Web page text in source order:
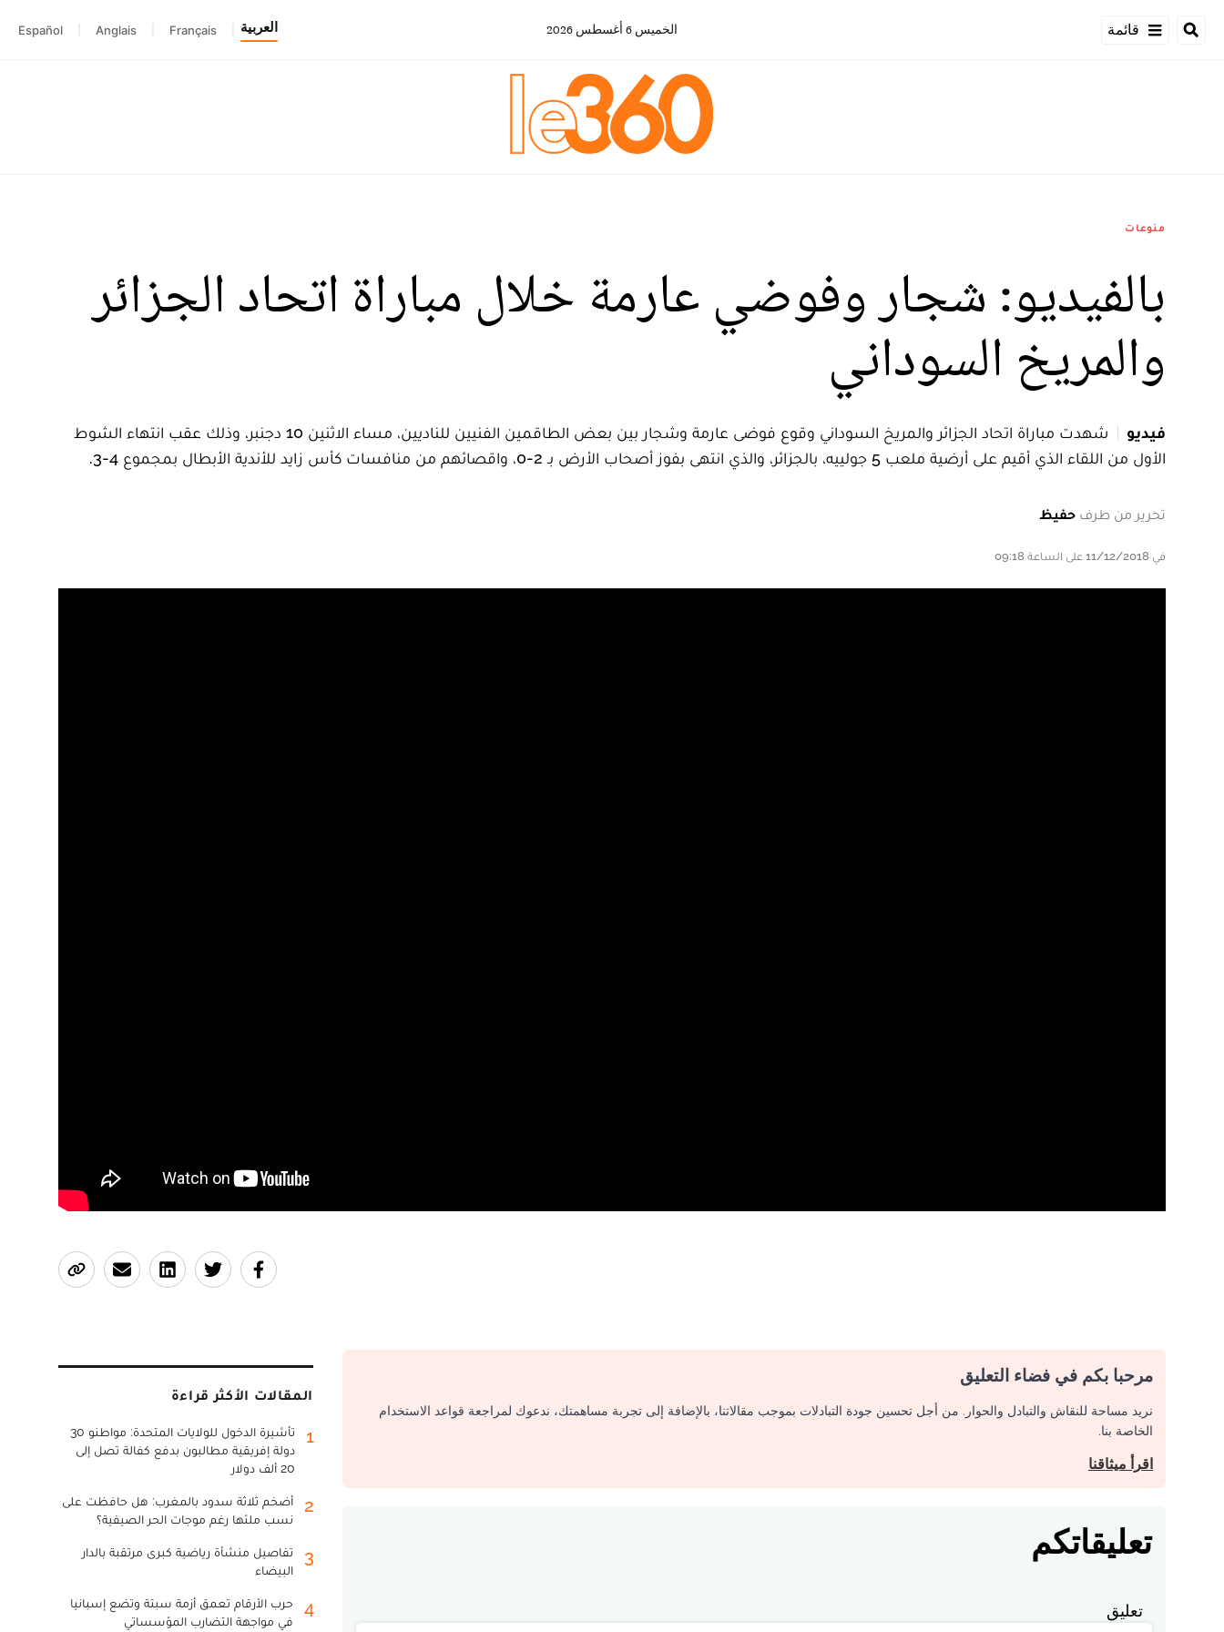
قائمة الخميس 6 أغسطس 2026 العربية Français
Anglais
Español
منوعات
بالفيديو: شجار وفوضي عارمة خلال مباراة اتحاد الجزائر
والمريخ السوداني
فيديو
شهدت مباراة اتحاد الجزائر والمريخ السوداني وقوع فوضى عارمة وشجار بين بعض الطاقمين الفنيين للناديين، مساء الاثنين 10 دجنبر، وذلك عقب انتهاء الشوط
الأول من اللقاء الذي أقيم على أرضية ملعب 5 جولييه، بالجزائر، والذي انتهى بفوز أصحاب الأرض بـ 2-0، واقصائهم من منافسات كأس زايد للأندية الأبطال بمجموع 4-3.
تحرير من طرف حفيظ
في 11/12/2018 على الساعة 09:18
مرحبا بكم في فضاء التعليق
نريد مساحة للنقاش والتبادل والحوار. من أجل تحسين جودة التبادلات بموجب مقالاتنا، بالإضافة إلى تجربة مساهمتك، ندعوك لمراجعة قواعد الاستخدام
الخاصة بنا.
اقرأ ميثاقنا
تعليقاتكم
تعليق
المقالات الأكثر قراءة
1
تأشيرة الدخول للولايات المتحدة: مواطنو 30
دولة إفريقية مطالبون بدفع كفالة تصل إلى
20 ألف دولار
2
أضخم ثلاثة سدود بالمغرب: هل حافظت على
نسب ملئها رغم موجات الحر الصيفية؟
3
تفاصيل منشأة رياضية كبرى مرتقبة بالدار
البيضاء
4
حرب الأرقام تعمق أزمة سبتة وتضع إسبانيا
في مواجهة التضارب المؤسساتي